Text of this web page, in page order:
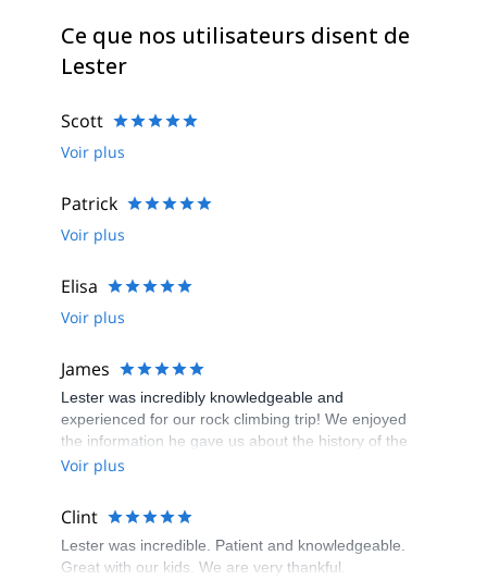
Ce que nos utilisateurs disent de
Lester
Scott
Voir plus
Patrick
Voir plus
Elisa
Voir plus
James
Lester was incredibly knowledgeable and
experienced for our rock climbing trip! We enjoyed
the information he gave us about the history of the
area and the nature around us, as well as guiding us
recommend Wild Guyde!
Voir plus
Clint
Lester was incredible. Patient and knowledgeable.
Great with our kids. We are very thankful.